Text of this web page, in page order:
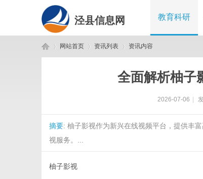
泾县信息网 教育科研
网站首页 资讯列表 资讯内容
全面解析柚子
2026-07-06
摘要: 柚子影视作为新兴在线视频平台，提供丰
视服务。...
柚子影视